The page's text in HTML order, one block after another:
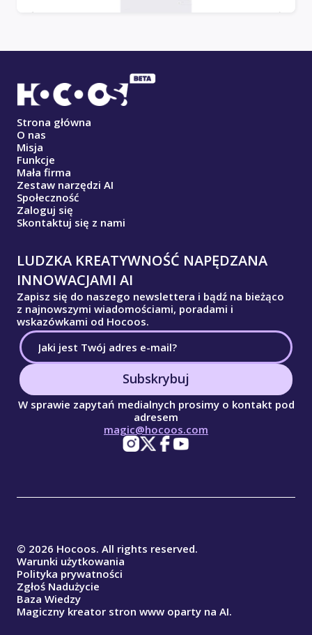
Strona główna
O nas
Misja
Funkcje
Mała firma
Zestaw narzędzi AI
Społeczność
Zaloguj się
Skontaktuj się z nami
LUDZKA KREATYWNOŚĆ NAPĘDZANA
INNOWACJAMI AI
Zapisz się do naszego newslettera i bądź na bieżąco
z najnowszymi wiadomościami, poradami i
wskazówkami od Hocoos.
Subskrybuj
W sprawie zapytań medialnych prosimy o kontakt pod
adresem
magic@hocoos.com
© 2026 Hocoos. All rights reserved.
Warunki użytkowania
Polityka prywatności
Zgłoś Nadużycie
Baza Wiedzy
Magiczny kreator stron www oparty na AI.